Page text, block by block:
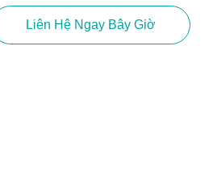
Liên Hệ Ngay Bây Giờ